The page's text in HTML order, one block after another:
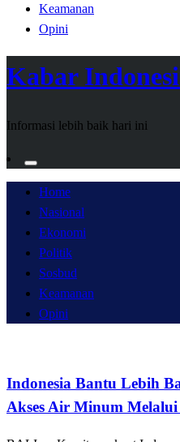
Keamanan
Opini
Kabar
Informasi lebih baik hari ini
Home
Nasional
Ekonomi
Politik
Sosbud
Keamanan
Opini
Indonesia Bantu Lebih
Akses Air Minum